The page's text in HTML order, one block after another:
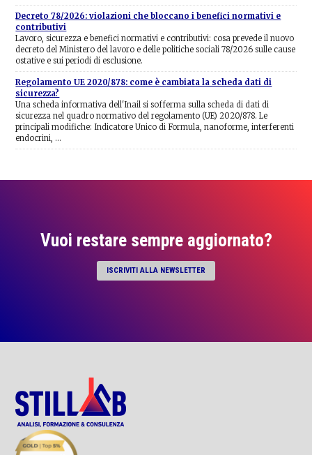
Decreto 78/2026: violazioni che bloccano i benefici normativi e
contributivi
Lavoro, sicurezza e benefici normativi e contributivi: cosa prevede il nuovo
decreto del Ministero del lavoro e delle politiche sociali 78/2026 sulle cause
ostative e sui periodi di esclusione.
Regolamento UE 2020/878: come è cambiata la scheda dati di
sicurezza?
Una scheda informativa dell'Inail si sofferma sulla scheda di dati di
sicurezza nel quadro normativo del regolamento (UE) 2020/878. Le
principali modifiche: Indicatore Unico di Formula, nanoforme, interferenti
endocrini, …
Vuoi restare sempre aggiornato?
ISCRIVITI ALLA NEWSLETTER